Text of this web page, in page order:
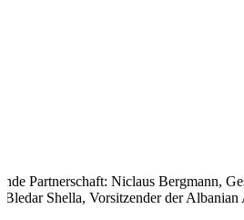
Partnerschaft: Niclaus Bergmann,
Shella, Vorsitzender der Albanian